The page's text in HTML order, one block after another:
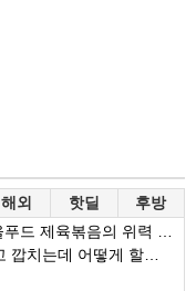
해외 핫딜 후방
제육볶음의 위력 ㅋㅋ
는데 어떻게 할까요?